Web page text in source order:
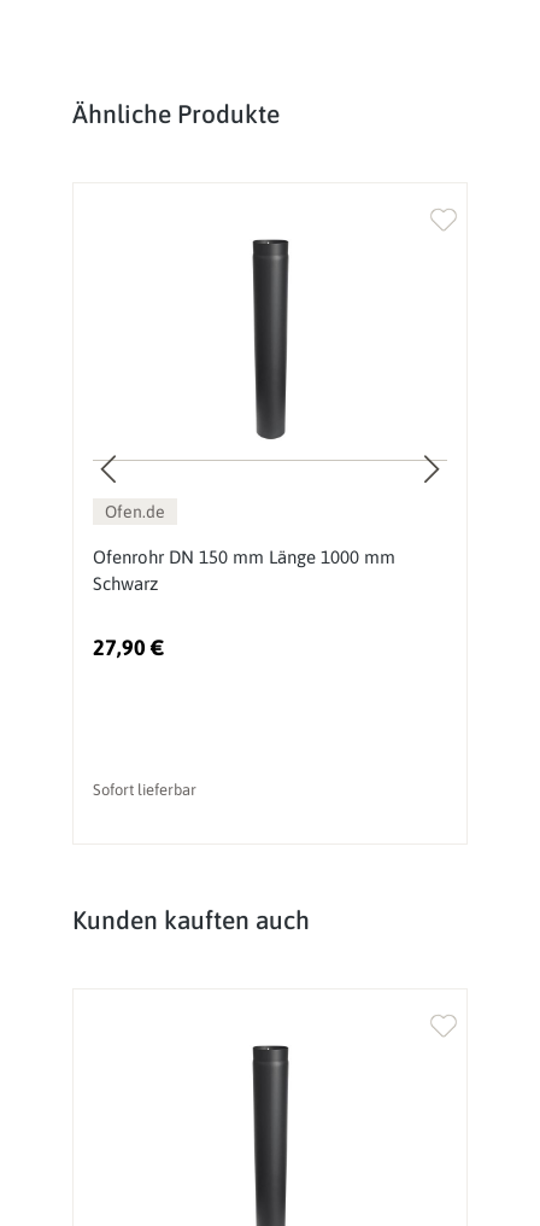
Produktgalerie überspringen
Ähnliche Produkte
Ofen.de
Ofenrohr DN 150 mm Länge 1000 mm
Schwarz
27,90 €
Sofort lieferbar
Produktgalerie überspringen
Kunden kauften auch